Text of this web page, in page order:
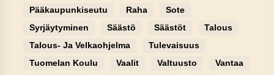
Pääkaupunkiseutu
Raha
Sote
Syrjäytyminen
Säästö Säästöt
Talous
Talous- Ja Velkaohjelma
Tulevaisuus
Tuomelan Koulu
Vaalit Valtuusto
Vantaa